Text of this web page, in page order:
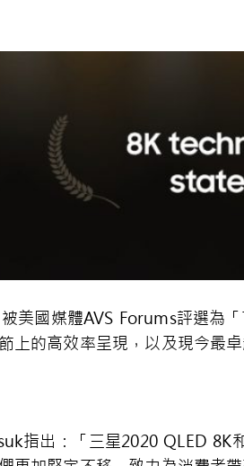
美國媒體AVS Forums評選為「
上的高效率呈現，以及現今最
指出：「三星2020 QLED 8K